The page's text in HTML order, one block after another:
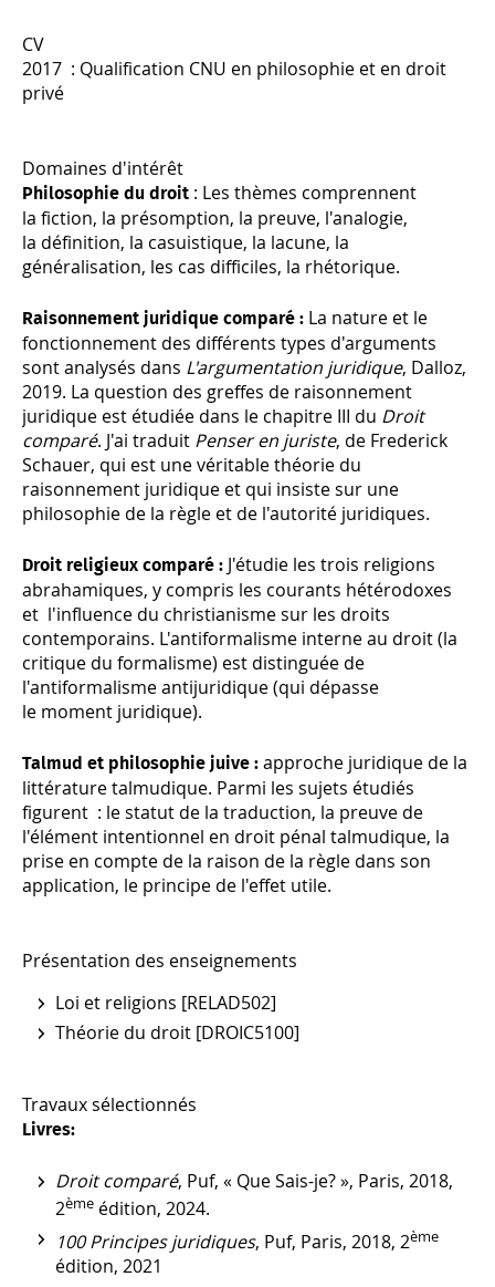
CV
2017 : Qualification CNU en philosophie et en droit
privé
Domaines d'intérêt
Philosophie du droit : Les thèmes comprennent
la fiction, la présomption, la preuve, l'analogie,
la définition, la casuistique, la lacune, la
généralisation, les cas difficiles, la rhétorique.
Raisonnement juridique comparé : La nature et le
fonctionnement des différents types d'arguments
sont analysés dans L'argumentation juridique, Dalloz,
2019. La question des greffes de raisonnement
juridique est étudiée dans le chapitre III du Droit
comparé. J'ai traduit Penser en juriste, de Frederick
Schauer, qui est une véritable théorie du
raisonnement juridique et qui insiste sur une
philosophie de la règle et de l'autorité juridiques.
Droit religieux comparé : J'étudie les trois religions
abrahamiques, y compris les courants hétérodoxes
et l'influence du christianisme sur les droits
contemporains. L'antiformalisme interne au droit (la
critique du formalisme) est distinguée de
l'antiformalisme antijuridique (qui dépasse
le moment juridique).
Talmud et philosophie juive : approche juridique de la
littérature talmudique. Parmi les sujets étudiés
figurent : le statut de la traduction, la preuve de
l'élément intentionnel en droit pénal talmudique, la
prise en compte de la raison de la règle dans son
application, le principe de l'effet utile.
Présentation des enseignements
Loi et religions [RELAD502]
Théorie du droit [DROIC5100]
Travaux sélectionnés
Livres:
Droit comparé, Puf, « Que Sais-je? », Paris, 2018,
2ème édition, 2024.
100 Principes juridiques, Puf, Paris, 2018, 2ème
édition, 2021